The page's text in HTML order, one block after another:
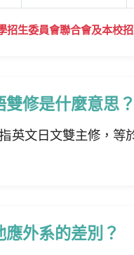
招生委員會聯合會及本校
雙修是什麼意思？
英文日文雙主修，等
應外系的差別？